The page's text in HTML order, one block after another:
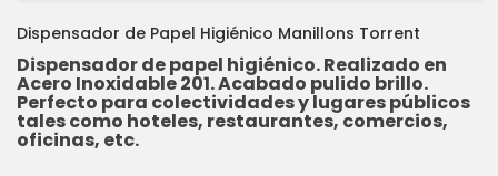
Dispensador de Papel Higiénico Manillons Torrent
Dispensador de papel higiénico. Realizado en
Acero Inoxidable 201. Acabado pulido brillo.
Perfecto para colectividades y lugares públicos
tales como hoteles, restaurantes, comercios,
oficinas, etc.